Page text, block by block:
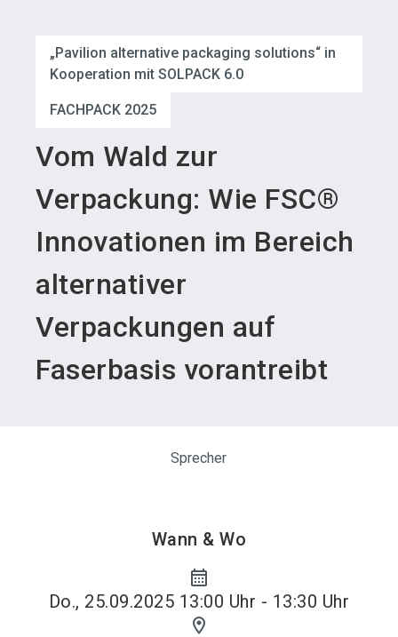
„Pavilion alternative packaging solutions“ in
Kooperation mit SOLPACK 6.0
FACHPACK 2025
Vom Wald zur
Verpackung: Wie FSC®
Innovationen im Bereich
alternativer
Verpackungen auf
Faserbasis vorantreibt
Sprecher
Wann & Wo
calendar_month
Do., 25.09.2025 13:00 Uhr - 13:30 Uhr
location_on